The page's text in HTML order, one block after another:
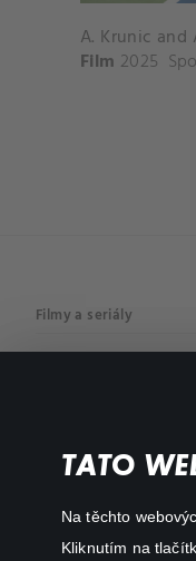
TATO
Na těchto
Kliknutím na
Film 2025
Filmy a seriály
Akční